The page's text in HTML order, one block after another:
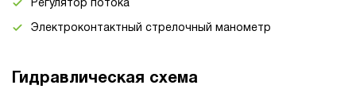
Регулятор потока
Электроконтактный стрелочный манометр
Гидравлическая схема